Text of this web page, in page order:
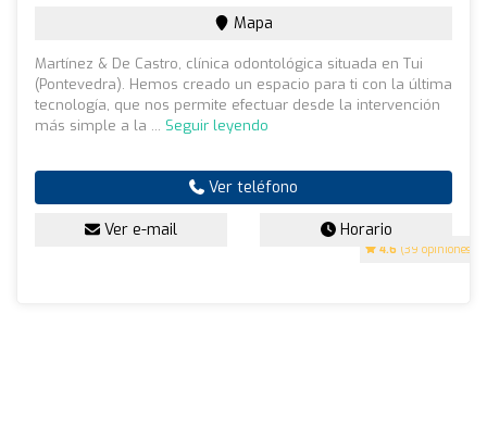
4.6 (39 opiniones)
Mapa
Martínez & De Castro, clínica odontológica situada en Tui
(Pontevedra). Hemos creado un espacio para ti con la última
tecnología, que nos permite efectuar desde la intervención
más simple a la ... Seguir leyendo
Ver teléfono
Ver e-mail Horario